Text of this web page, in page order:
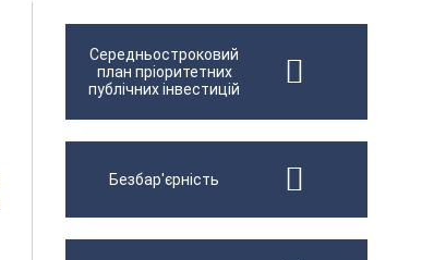
Середньостроковий
план пріоритетних
публічних інвестицій
Безбар'єрність